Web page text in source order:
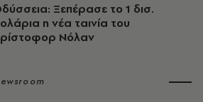
Ξεπέρασε το 1 δισ.
η νέα ταινία του
Νόλαν